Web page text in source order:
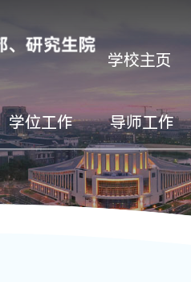
学校主页
学位工作 导师工作